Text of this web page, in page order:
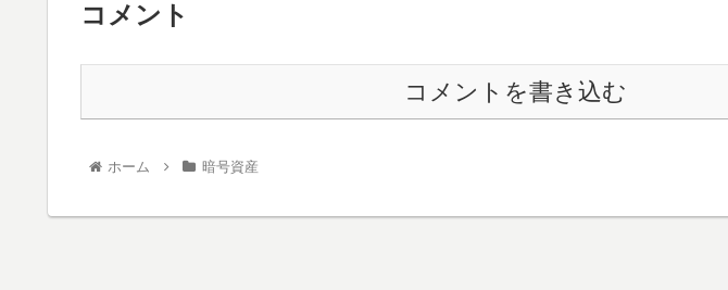
コメント
コメントを書き込む
ホーム 暗号資産